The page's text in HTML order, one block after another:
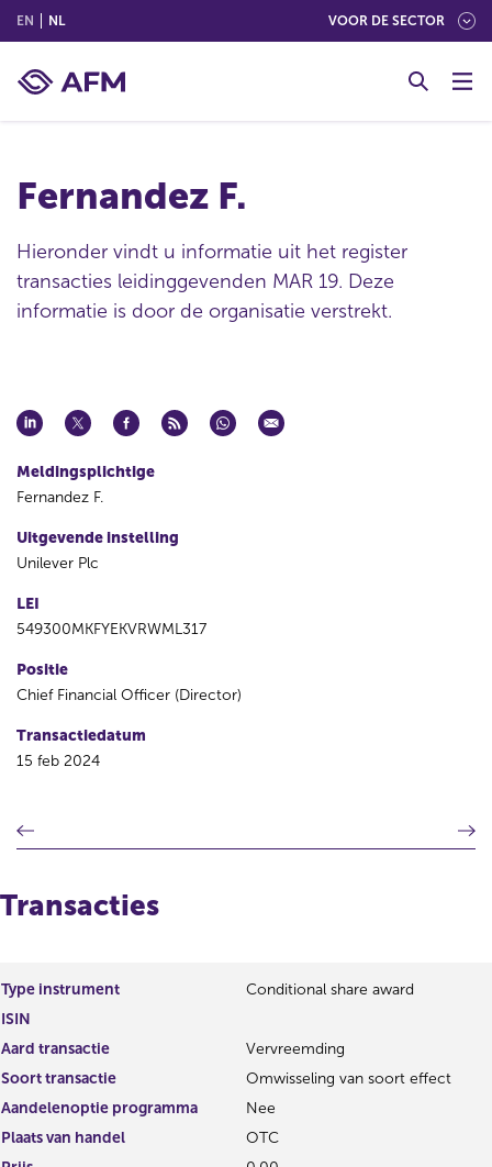
EN (ENGLISH)
NL(NEDERLANDS (NEDERLAND)) VOOR DE SECTOR
Fernandez F.
Hieronder vindt u informatie uit het register
transacties leidinggevenden MAR 19. Deze
informatie is door de organisatie verstrekt.
Meldingsplichtige
Fernandez F.
Uitgevende instelling
Unilever Plc
LEI
549300MKFYEKVRWML317
Positie
Chief Financial Officer (Director)
Transactiedatum
15 feb 2024
o
g
e
s
t
r
r
V
o
i
Transacties
Type instrument
Conditional share award
ISIN
Aard transactie
Vervreemding
Soort transactie
Omwisseling van soort effect
Aandelenoptie programma
Nee
Plaats van handel
OTC